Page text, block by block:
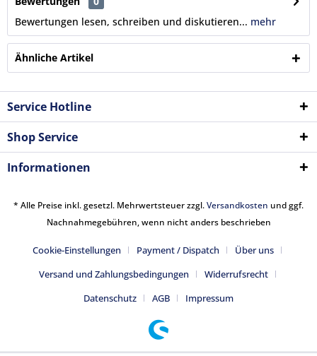
Bewertungen lesen, schreiben und diskutieren... mehr
Ähnliche Artikel
Service Hotline
Shop Service
Informationen
* Alle Preise inkl. gesetzl. Mehrwertsteuer zzgl.Versandkosten und ggf.
Nachnahmegebühren, wenn nicht anders beschrieben
Cookie-Einstellungen Payment / Dispatch
Über uns
Versand und Zahlungsbedingungen
Widerrufsrecht
Datenschutz
AGB Impressum